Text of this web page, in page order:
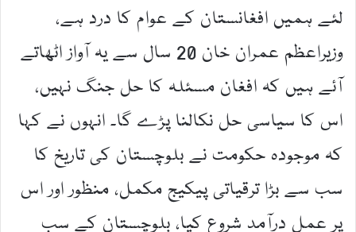
لئے ہمیں افغانستان کے عوام کا درد ہے،
وزیراعظم عمران خان 20 سال سے یہ آواز اٹھاتے
آئے ہیں کہ افغان مسئلہ کا حل جنگ نہیں،
اس کا سیاسی حل نکالنا پڑے گا۔ انہوں نے کہا
کہ موجودہ حکومت نے بلوچستان کی تاریخ کا
سب سے بڑا ترقیاتی پیکیج مکمل، منظور اور اس
پر عمل درآمد شروع کیا، بلوچستان کے سب